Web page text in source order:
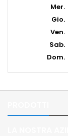
Mer.
Gio.
Ven.
Sab.
Dom.